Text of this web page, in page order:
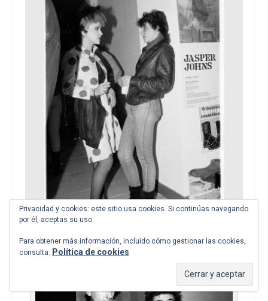
Privacidad y cookies: este sitio usa cookies. Si continúas navegando
por él, aceptas su uso.
Para obtener más información, incluido cómo gestionar las cookies,
consulta: Política de cookies